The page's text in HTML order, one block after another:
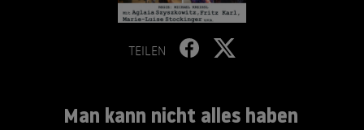
TEILEN
Man kann nicht alles haben